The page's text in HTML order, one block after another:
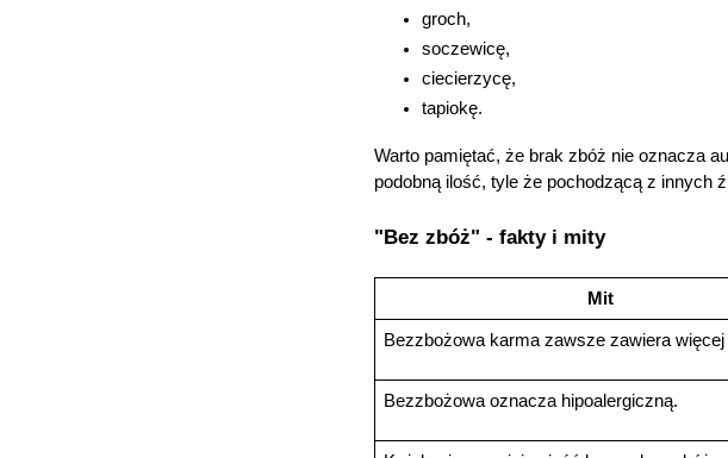
groch,
soczewicę,
ciecierzycę,
tapiokę.
Warto pamiętać, że brak zbóż nie oznacza
podobną ilość, tyle że pochodzącą z innych
"Bez zbóż" - fakty i mity
Mit
Bezzbożowa karma zawsze zawiera więcej
Bezzbożowa oznacza hipoalergiczną.